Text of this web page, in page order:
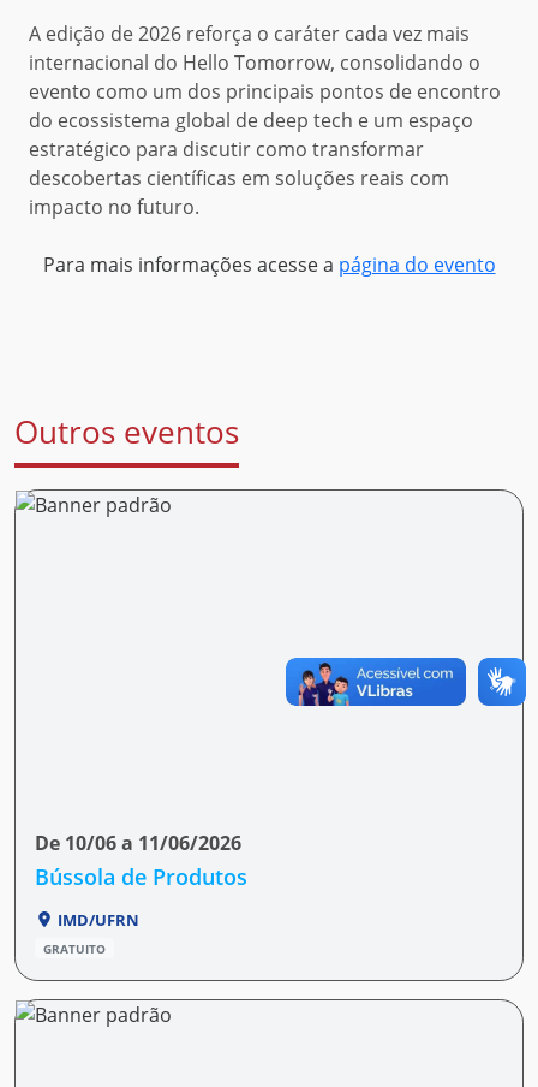
A edição de 2026 reforça o caráter cada vez mais
internacional do Hello Tomorrow, consolidando o
evento como um dos principais pontos de encontro
do ecossistema global de deep tech e um espaço
estratégico para discutir como transformar
descobertas científicas em soluções reais com
impacto no futuro.
Para mais informações acesse a página do evento
Outros eventos
De 10/06 a 11/06/2026
Bússola de Produtos
IMD/UFRN
GRATUITO